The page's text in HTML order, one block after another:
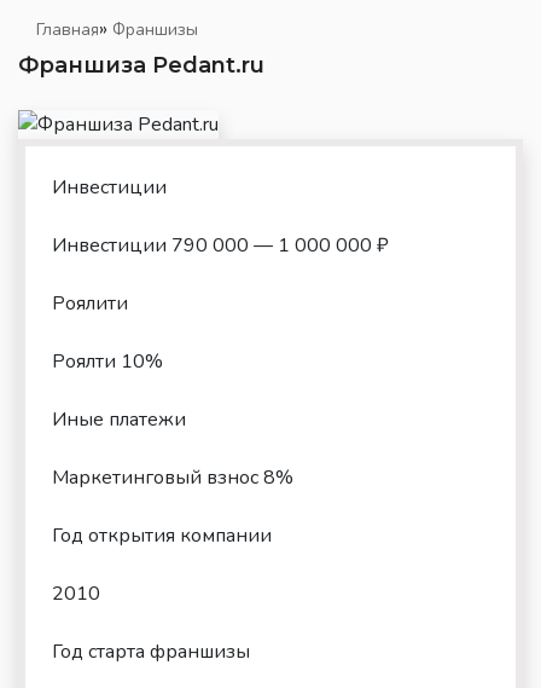
Главная» Франшизы
Франшиза Pedant.ru
Инвестиции
Инвестиции 790 000 — 1 000 000 ₽
Роялити
Роялти 10%
Иные платежи
Маркетинговый взнос 8%
Год открытия компании
2010
Год старта франшизы